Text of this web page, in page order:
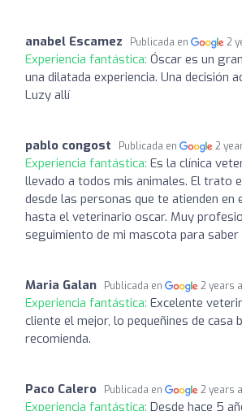
anabel Escamez Publicada en 2
Experiencia fantástica: Óscar es un
una dilatada experiencia. Una decisión
Luzy allí
pablo congost Publicada en 2
Experiencia fantástica: Es la clínica
llevado a todos mis animales. El trato
desde las personas que te atienden
hasta el veterinario oscar. Muy
seguimiento de mi mascota para saber
Maria Galan Publicada en 2 years
Experiencia fantástica: Excelente
cliente el mejor, lo pequeñines de casa
recomienda.
Paco Calero Publicada en 2 years
Experiencia fantástica: Desde hace 5